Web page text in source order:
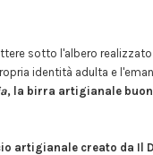
sotto l'albero
identità adulta e
, la birra artigianale
artigianale creato da Il